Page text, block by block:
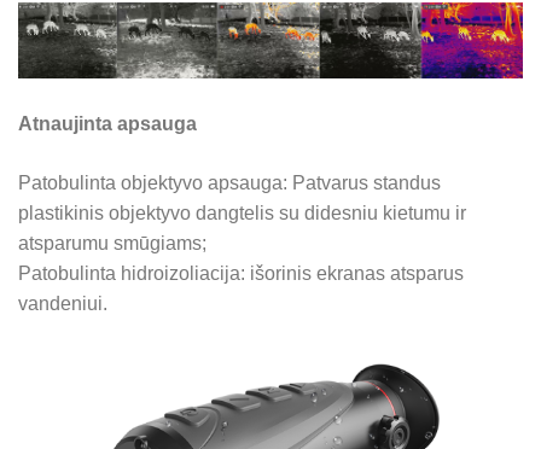
Atnaujinta apsauga
Patobulinta objektyvo apsauga: Patvarus standus
plastikinis objektyvo dangtelis su didesniu kietumu ir
atsparumu smūgiams;
Patobulinta hidroizoliacija: išorinis ekranas atsparus
vandeniui.